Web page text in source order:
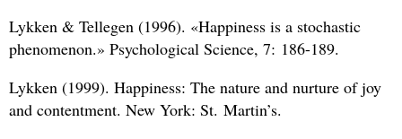
Lykken & Tellegen (1996). «Happiness is a stochastic
phenomenon.» Psychological Science, 7: 186-189.
Lykken (1999). Happiness: The nature and nurture of joy
and contentment. New York: St. Martin’s.